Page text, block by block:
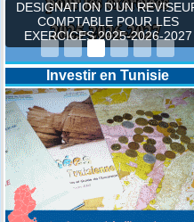
DESIGNATION D’UN
COMPTABLE POUR LES
EXERCICES 2025-2026-2027
Investir en Tunisie